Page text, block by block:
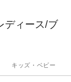
ディース/ブ
キッズ・ベビー